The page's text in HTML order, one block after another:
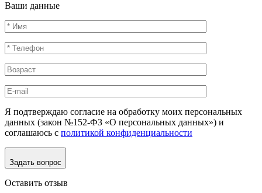
Ваши данные
Я подтверждаю согласие на обработку моих персональных
данных (закон №152-ФЗ «О персональных данных») и
соглашаюсь с политикой конфиденциальности
Задать вопрос
Оставить отзыв